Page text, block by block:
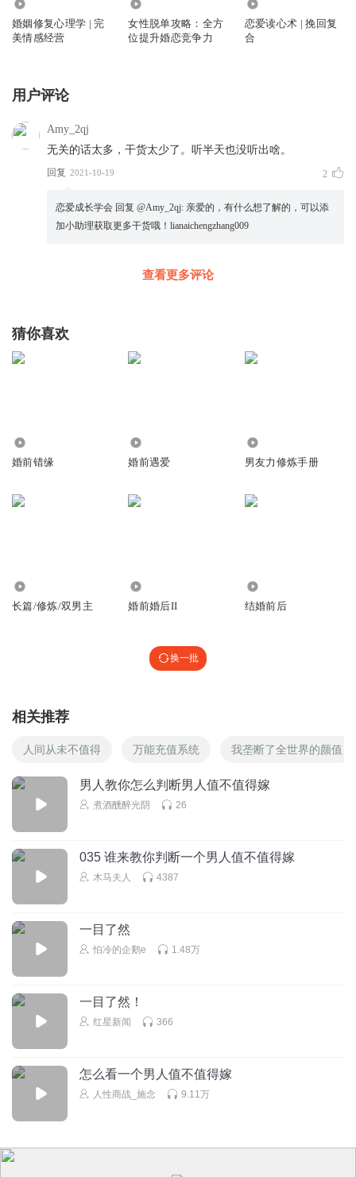
婚姻修复心理学 | 完
美情感经营
女性脱单攻略：全方
位提升婚恋竞争力
恋爱读心术 | 挽回复
合
用户评论
Amy_2qj
无关的话太多，干货太少了。听半天也没听出啥。
回复 2021-10-19 2
恋爱成长学会 回复 @Amy_2qj: 亲爱的，有什么想了解的，可以添
加小助理获取更多干货哦！lianaichengzhang009
查看更多评论
猜你喜欢
婚前错缘 婚前遇爱 男友力修炼手册
长篇/修炼/双男主 婚前婚后II 结婚前后
换一批
相关推荐
人间从未不值得 万能充值系统 我垄断了全世界的颜值
男人教你怎么判断男人值不值得嫁
煮酒醺醉光阴 26
035 谁来教你判断一个男人值不值得嫁
木马夫人 4387
一目了然
怕冷的企鹅e 1.48万
一目了然！
红星新闻 366
怎么看一个男人值不值得嫁
人性商战_施念 9.11万